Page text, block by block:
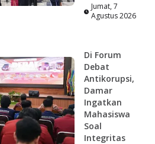
Jumat, 7
Agustus 2026
Di Forum
Debat
Antikorupsi,
Damar
Ingatkan
Mahasiswa
Soal
Integritas